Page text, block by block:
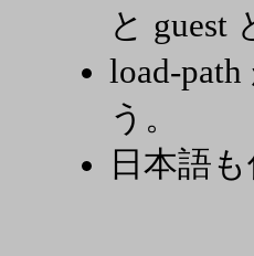
と guest
load-
う。
日本語